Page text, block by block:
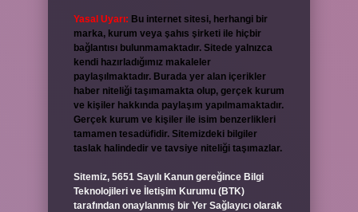
Yasal Uyarı: Bu internet sitesi, herhangi bir
marka, kurum veya şahıs şirketi ile hiçbir
bağlantısı bulunmamaktadır. Sitede yalnızca
kendi hazırladığımız makaleler
paylaşılmaktadır. Burada yer alan içerikler
haber niteliği taşımamakta olup, gerçek kurum
ve kişiler hakkında paylaşım yapılmamaktadır.
Gerçek kurum ve kişiler ile isim benzerlikleri
tamamen tesadüfidir. Sitemizdeki bilgiler
taslak halindedir ve tavsiye niteliği taşımazlar.
Sitemiz, 5651 Sayılı Kanun gereğince Bilgi
Teknolojileri ve İletişim Kurumu (BTK)
tarafından onaylanmış bir Yer Sağlayıcı olarak